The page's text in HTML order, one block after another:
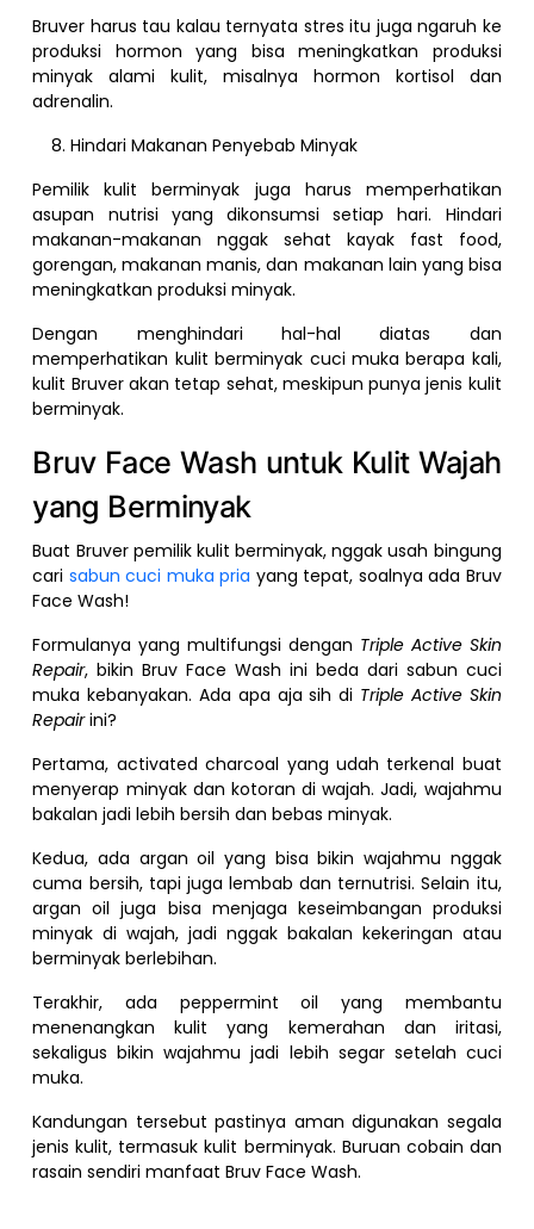
Bruver harus tau kalau ternyata stres itu juga ngaruh ke
produksi hormon yang bisa meningkatkan produksi
minyak alami kulit, misalnya hormon kortisol dan
adrenalin.
Hindari Makanan Penyebab Minyak
Pemilik kulit berminyak juga harus memperhatikan
asupan nutrisi yang dikonsumsi setiap hari. Hindari
makanan-makanan nggak sehat kayak fast food,
gorengan, makanan manis, dan makanan lain yang bisa
meningkatkan produksi minyak.
Dengan menghindari hal-hal diatas dan
memperhatikan kulit berminyak cuci muka berapa kali,
kulit Bruver akan tetap sehat, meskipun punya jenis kulit
berminyak.
Bruv Face Wash untuk Kulit Wajah
yang Berminyak
Buat Bruver pemilik kulit berminyak, nggak usah bingung
cari sabun cuci muka pria yang tepat, soalnya ada Bruv
Face Wash!
Formulanya yang multifungsi dengan Triple Active Skin
Repair, bikin Bruv Face Wash ini beda dari sabun cuci
muka kebanyakan. Ada apa aja sih di Triple Active Skin
Repairini?
Pertama, activated charcoal yang udah terkenal buat
menyerap minyak dan kotoran di wajah. Jadi, wajahmu
bakalan jadi lebih bersih dan bebas minyak.
Kedua, ada argan oil yang bisa bikin wajahmu nggak
cuma bersih, tapi juga lembab dan ternutrisi. Selain itu,
argan oil juga bisa menjaga keseimbangan produksi
minyak di wajah, jadi nggak bakalan kekeringan atau
berminyak berlebihan.
Terakhir, ada peppermint oil yang membantu
menenangkan kulit yang kemerahan dan iritasi,
sekaligus bikin wajahmu jadi lebih segar setelah cuci
muka.
Kandungan tersebut pastinya aman digunakan segala
jenis kulit, termasuk kulit berminyak. Buruan cobain dan
rasain sendiri manfaat Bruv Face Wash.